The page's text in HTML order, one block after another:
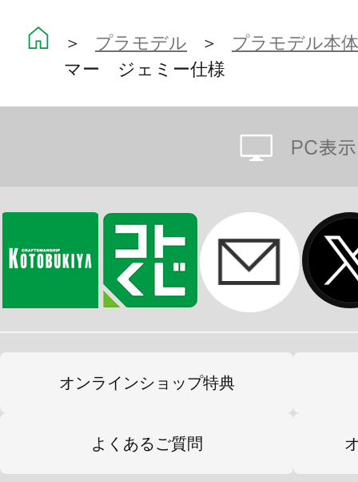
＞ プラモデル ＞ プラモデル本体
マー ジェミー仕様
オンラインショップ特典
よくあるご質問